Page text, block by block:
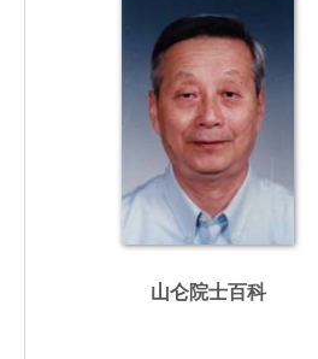
山仑院士百科